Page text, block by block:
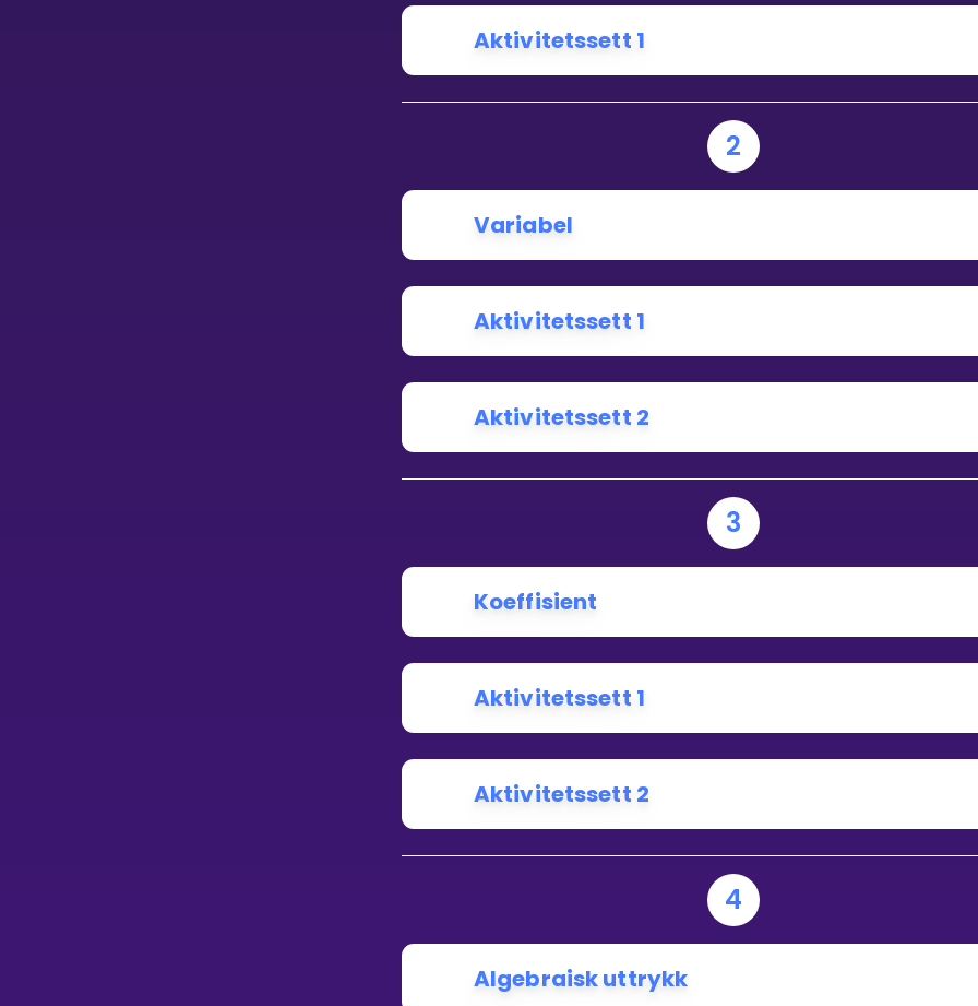
Bestill privatundervisning
Inviter en venn
Aktivitetssett 1
2
Variabel
Aktivitetssett 1
Aktivitetssett 2
3
Koeffisient
Aktivitetssett 1
Aktivitetssett 2
4
Algebraisk uttrykk